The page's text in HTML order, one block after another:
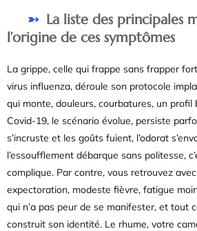
La liste des principales
l’origine de ces symptômes
La grippe, celle qui frappe sans frapper
virus influenza, déroule son protocole
qui monte, douleurs, courbatures, un profil
Covid-19, le scénario évolue, persiste
s’incruste et les goûts fuient, l’odorat
l’essoufflement débarque sans politesse,
complique. Par contre, vous retrouvez
expectoration, modeste fièvre, fatigue
qui n’a pas peur de se manifester, et tout
construit son identité. Le rhume, votre